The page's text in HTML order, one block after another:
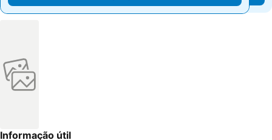
Informação útil